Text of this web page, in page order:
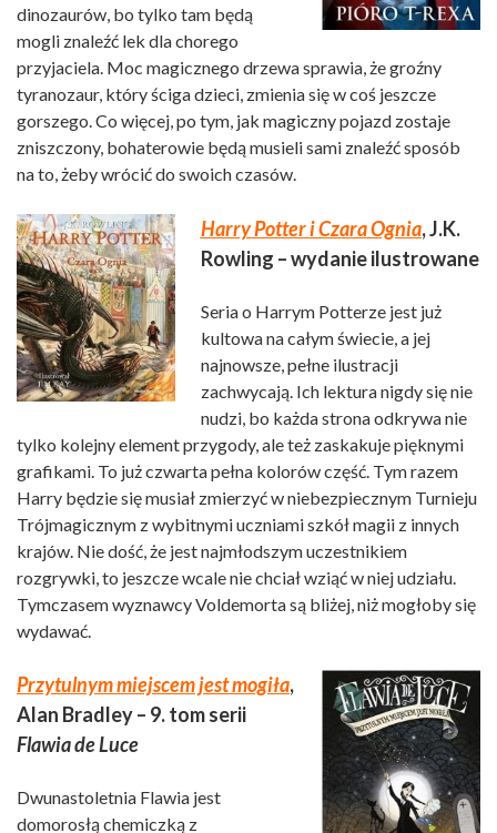
dinozaurów, bo tylko tam będą
mogli znaleźć lek dla chorego
przyjaciela. Moc magicznego drzewa sprawia, że groźny
tyranozaur, który ściga dzieci, zmienia się w coś jeszcze
gorszego. Co więcej, po tym, jak magiczny pojazd zostaje
zniszczony, bohaterowie będą musieli sami znaleźć sposób
na to, żeby wrócić do swoich czasów.
Harry Potter i Czara Ognia, J.K.
Rowling – wydanie ilustrowane
Seria o Harrym Potterze jest już
kultowa na całym świecie, a jej
najnowsze, pełne ilustracji
zachwycają. Ich lektura nigdy się nie
nudzi, bo każda strona odkrywa nie
tylko kolejny element przygody, ale też zaskakuje pięknymi
grafikami. To już czwarta pełna kolorów część. Tym razem
Harry będzie się musiał zmierzyć w niebezpiecznym Turnieju
Trójmagicznym z wybitnymi uczniami szkół magii z innych
krajów. Nie dość, że jest najmłodszym uczestnikiem
rozgrywki, to jeszcze wcale nie chciał wziąć w niej udziału.
Tymczasem wyznawcy Voldemorta są bliżej, niż mogłoby się
wydawać.
Przytulnym miejscem jest mogiła,
Alan Bradley – 9. tom serii
Flawia de Luce
Dwunastoletnia Flawia jest
domorosłą chemiczką z